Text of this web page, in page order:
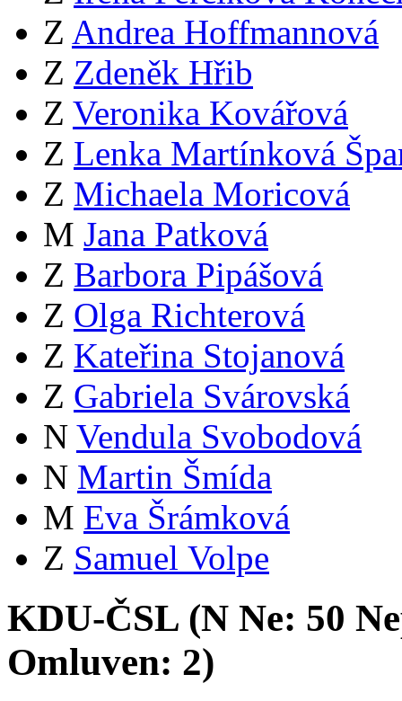
Z Andrea Hoffmannová
Z Zdeněk Hřib
Z Veronika Kovářová
Z Lenka Martínková
Z Michaela Moricová
M Jana Patková
Z Barbora Pipášová
Z Olga Richterová
Z Kateřina Stojanová
Z Gabriela Svárovská
N Vendula Svobodová
N Martin Šmída
M Eva Šrámková
Z Samuel Volpe
KDU-ČSL (N Ne: 50
Omluven: 2)